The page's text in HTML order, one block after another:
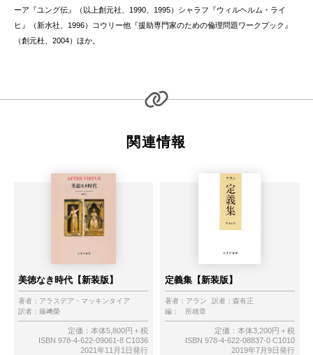
ーア『ユング伝』（以上創元社、1990、1995）シャラフ『ウィルヘルム・ライ
ヒ』（新水社、1996）コウリー他『援助専門家のための倫理問題ワークブック』
（創元杜、2004）ほか。
関連情報
美徳なき時代【新装版】
著者： アラスデア・マッキンタイア
訳者： 篠﨑榮
定価：本体5,800円＋税
ISBN 978-4-622-09061-8 C1036
2021年11月1日発行
定義集【新装版】
著者： アラン 訳者： 森有正
編：
所雄章
定価：本体3,200円＋税
ISBN 978-4-622-08837-0 C1010
2019年7月9日発行